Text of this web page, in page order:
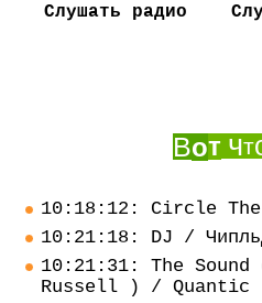
Слушать радио
Вот чт
10:18:12: Circle The
10:21:18: DJ /
10:21:31: The
Russell ) / Quantic